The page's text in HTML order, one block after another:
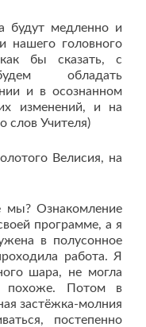
будут медленно и
нашего головного
бы сказать, с
обладать
и в осознанном
изменений, и на
слов Учителя)
Велисия, на
мы? Ознакомление
программе, а я
в полусонное
работа. Я
шара, не могла
похоже. Потом в
застёжка-молния
постепенно